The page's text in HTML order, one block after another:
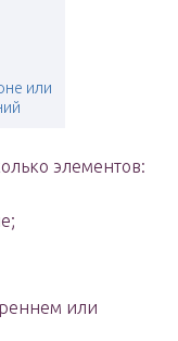
или
элементов:
или